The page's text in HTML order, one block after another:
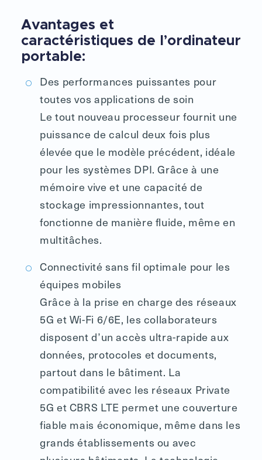
Avantages et
caractéristiques de l’ordinateur
portable:
Des performances puissantes pour
toutes vos applications de soin
Le tout nouveau processeur fournit une
puissance de calcul deux fois plus
élevée que le modèle précédent, idéale
pour les systèmes DPI. Grâce à une
mémoire vive et une capacité de
stockage impressionnantes, tout
fonctionne de manière fluide, même en
multitâches.
Connectivité sans fil optimale pour les
équipes mobiles
Grâce à la prise en charge des réseaux
5G et Wi-Fi 6/6E, les collaborateurs
disposent d’un accès ultra-rapide aux
données, protocoles et documents,
partout dans le bâtiment. La
compatibilité avec les réseaux Private
5G et CBRS LTE permet une couverture
fiable mais économique, même dans les
grands établissements ou avec